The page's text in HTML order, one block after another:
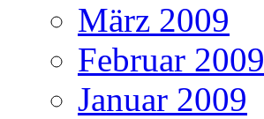
März 2009
Februar 2009
Januar 2009